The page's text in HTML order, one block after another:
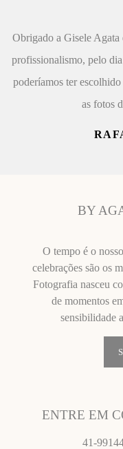
Obrigado a Gisele
profissionalismo, pelo
poderíamos ter
as fotos
BY
O tempo é o
celebrações são os
Fotografia nasceu
de momentos
sensibilidade
ENTRE EM
41-